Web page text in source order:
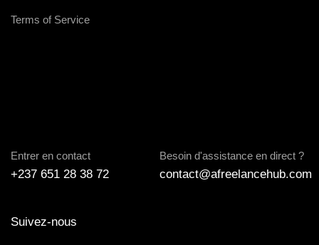
Terms of Service
Entrer en contact
+237 651 28 38 72
Besoin d'assistance en direct ?
contact@afreelancehub.com
Suivez-nous